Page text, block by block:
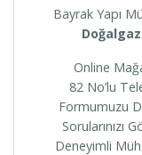
Bayrak Yapı
Online
82 No’lu
Formumuzu
Sorularınızı
Deneyimli